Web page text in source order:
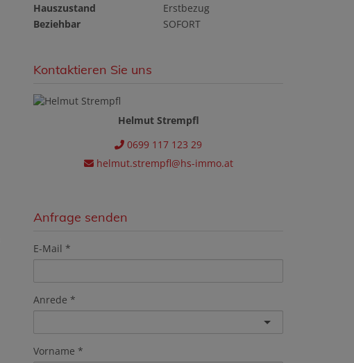
Hauszustand
Erstbezug
Beziehbar
SOFORT
Kontaktieren Sie uns
Helmut Strempfl
0699 117 123 29
helmut.strempfl@hs-immo.at
Anfrage senden
E-Mail
Anrede
Vorname